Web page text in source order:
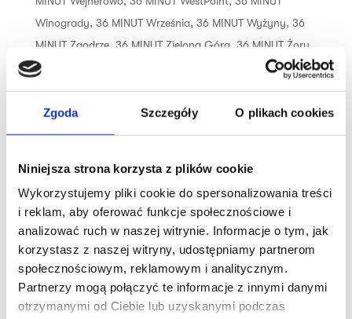
Zgoda Szczegóły O plikach cookies
Niniejsza strona korzysta z plików cookie
Wykorzystujemy pliki cookie do spersonalizowania treści
i reklam, aby oferować funkcje społecznościowe i
analizować ruch w naszej witrynie. Informacje o tym, jak
korzystasz z naszej witryny, udostępniamy partnerom
społecznościowym, reklamowym i analitycznym.
Partnerzy mogą połączyć te informacje z innymi danymi
otrzymanymi od Ciebie lub uzyskanymi podczas
Winogrady, 36 MINUT Września, 36 MINUT Wyżyny, 36
MINUT Zaodrze, 36 MINUT Zielona Góra, 36 MINUT Żory
36 MINUT Żywiec
Trening dopasowany do Twoich
w siłowni. 12 ustawionych w okręgu
urządzeń tworzy obwód siłowo-
wytrzymałościowy, dzięki czemu trening
jest efektywny i skuteczny. Połączenie
treningu cardio...